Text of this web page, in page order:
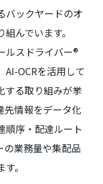
バックヤードのオ
んでいます。
ルスドライバー®
AI-OCRを活用して
する取り組みが挙
先情報をデータ化
順序・配達ルート
の業務量や集配品
。